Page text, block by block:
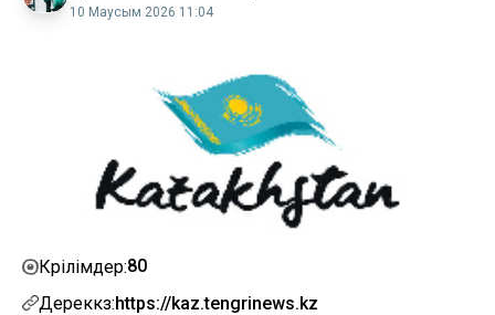
10 Маусым 2026 11:04
Көрілімдер:80
Дереккөз:https://kaz.tengrinews.kz